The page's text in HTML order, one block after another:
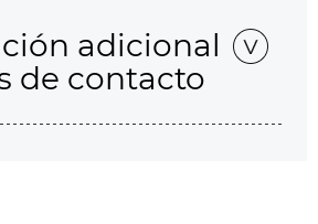
adicional
de contacto